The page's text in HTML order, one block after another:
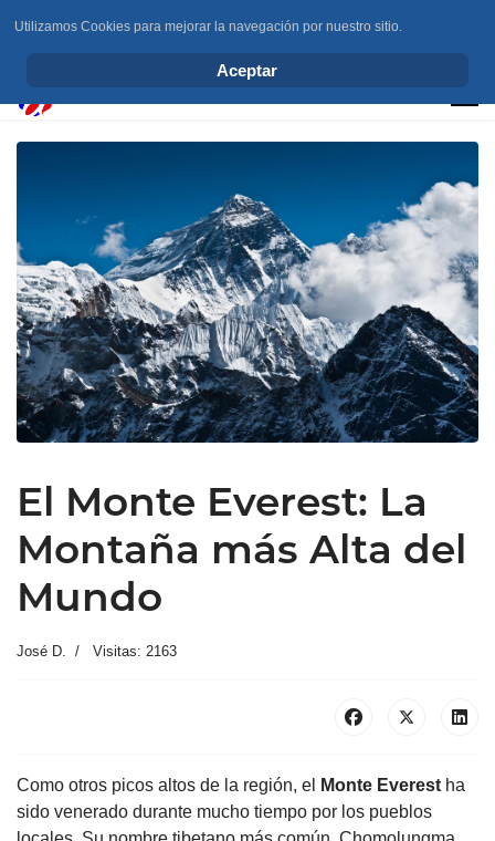
El Monte Everest: La
Montaña más Alta del
Mundo
José D. Visitas: 2163
Como otros picos altos de la región, el Monte Everest ha
sido venerado durante mucho tiempo por los pueblos
Utilizamos Cookies para mejorar la navegación por nuestro sitio.
Aceptar